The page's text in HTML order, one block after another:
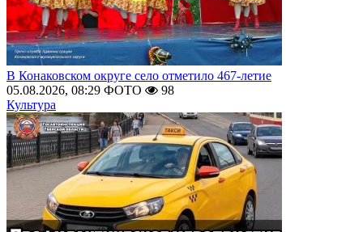
В Конаковском округе село отметило 467-летие
05.08.2026, 08:29 ФОТО
98
Культура